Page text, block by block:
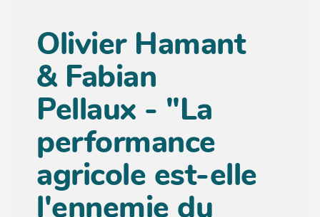
Olivier Hamant
& Fabian
Pellaux - "La
performance
agricole est-elle
l'ennemie du